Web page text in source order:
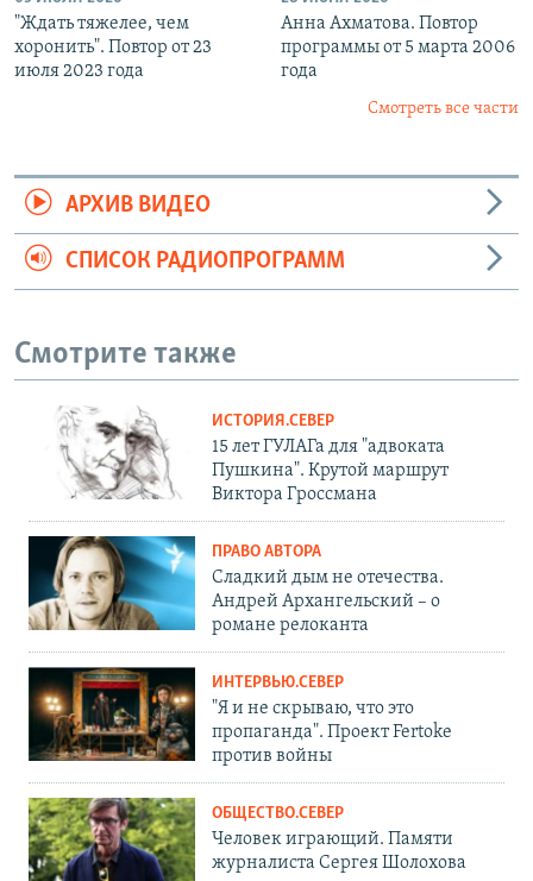
"Ждать тяжелее, чем
хоронить". Повтор от 23
июля 2023 года
Анна Ахматова. Повтор
программы от 5 марта 2006
года
Смотреть все части
АРХИВ ВИДЕО
СПИСОК РАДИОПРОГРАММ
Смотрите также
ИСТОРИЯ.СЕВЕР
15 лет ГУЛАГа для "адвоката
Пушкина". Крутой маршрут
Виктора Гроссмана
ПРАВО АВТОРА
Сладкий дым не отечества.
Андрей Архангельский – о
романе релоканта
ИНТЕРВЬЮ.СЕВЕР
"Я и не скрываю, что это
пропаганда". Проект Fertoke
против войны
ОБЩЕСТВО.СЕВЕР
Человек играющий. Памяти
журналиста Сергея Шолохова